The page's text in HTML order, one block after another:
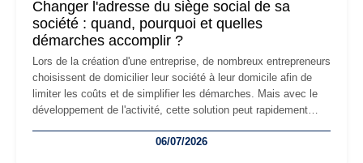
Changer l'adresse du siège social de sa
société : quand, pourquoi et quelles
démarches accomplir ?
Lors de la création d'une entreprise, de nombreux entrepreneurs
choisissent de domicilier leur société à leur domicile afin de
limiter les coûts et de simplifier les démarches. Mais avec le
développement de l'activité, cette solution peut rapidement
professionnels, recrutement, image de marque… Le
06/07/2026